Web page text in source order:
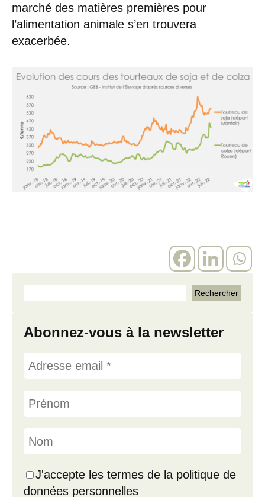
marché des matières premières pour
l’alimentation animale s’en trouvera
exacerbée.
Abonnez-vous à la newsletter
J'accepte les termes de la politique de
données personnelles